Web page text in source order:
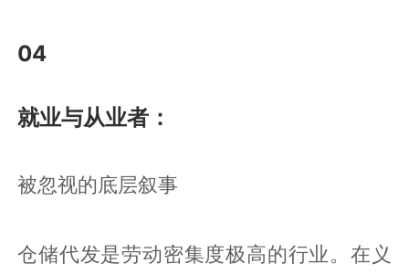
04
就业与从业者：
被忽视的底层叙事
仓储代发是劳动密集度极高的行业。在义